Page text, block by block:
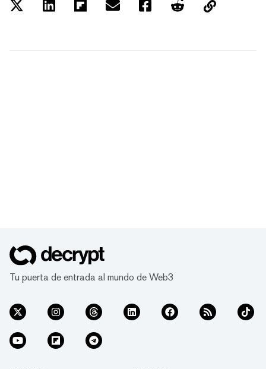
Tu puerta de entrada al mundo de Web3